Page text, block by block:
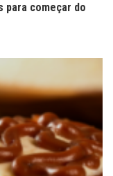
para começar do